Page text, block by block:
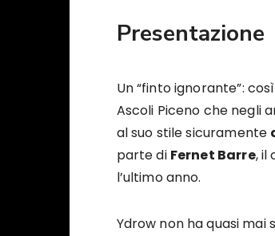
Presentazione
Un “finto ignorante”:
Ascoli Piceno che negli
al suo stile sicuramente
parte di Fernet Barre, il
l’ultimo anno.
Ydrow non ha quasi